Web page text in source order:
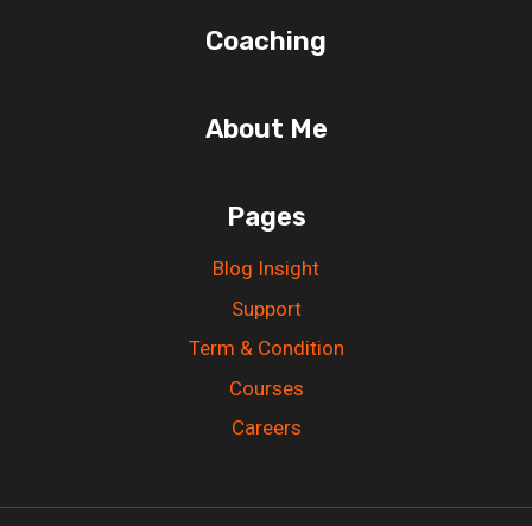
Coaching
About Me
Pages
Blog Insight
Support
Term & Condition
Courses
Careers